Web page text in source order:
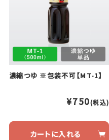
濃縮つゆ ※包装不可【MT-1】
¥750(税込)
カートに入れる